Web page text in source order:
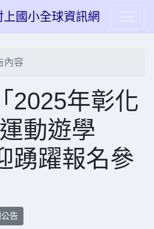
國小全球資訊網
內容
2025年彰化
動遊學
踴躍報名參
告